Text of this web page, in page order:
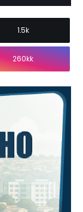
1.5k
260kk